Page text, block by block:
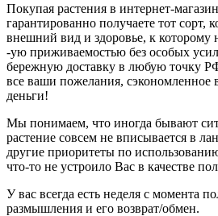
Покупая растения в интернет-
гарантированно получаете тот сорт,
внешний вид и здоровье, к которому
-ую приживаемостью без особых
бережную доставку в любую точку
все ваши пожелания, сэкономленное
деньги!
Мы понимаем, что иногда бывают
растение совсем не вписывается в
другие приоритеты по
что-то не устроило Вас в качестве
У вас всегда есть неделя с момента
размышления и его возврат/обмен.